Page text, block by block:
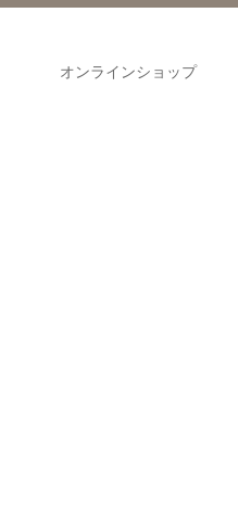
オンラインショップ